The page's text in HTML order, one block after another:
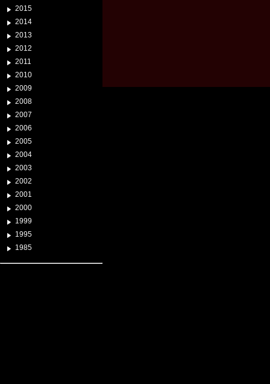
2015
2014
2013
2012
2011
2010
2009
2008
2007
2006
2005
2004
2003
2002
2001
2000
1999
1995
1985